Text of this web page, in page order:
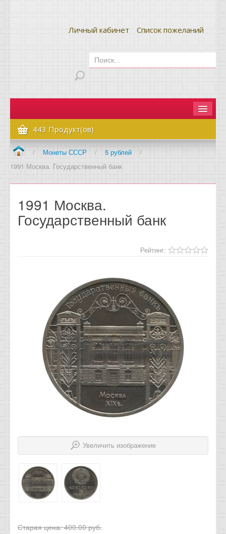
Личный кабинет Список пожеланий
Главная
Как сделать заказ
Оплата и доставка
Вопрос-ответ
Отзывы
443 Продукт(ов)
/ Монеты СССР / 5 рублей
/
1991 Москва. Государственный банк
1991 Москва.
Государственный банк
Рейтинг:
Увеличить изображение
Старая цена:400.00 руб.